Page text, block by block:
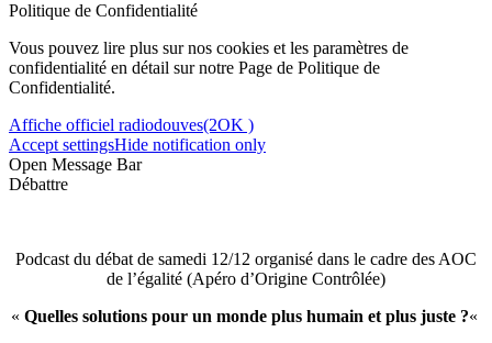
Politique de Confidentialité
Vous pouvez lire plus sur nos cookies et les paramètres de
confidentialité en détail sur notre Page de Politique de
Confidentialité.
Affiche officiel radiodouves(2OK )
Accept settingsHide notification only
Open Message Bar
Débattre
Podcast du débat de samedi 12/12 organisé dans le cadre des AOC
de l’égalité (Apéro d’Origine Contrôlée)
« Quelles solutions pour un monde plus humain et plus juste ?«